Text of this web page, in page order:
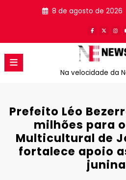
8 de agosto de 2026
Na velocidade da
Prefeito Léo
milhões para
Multicultural de
fortalece apoio